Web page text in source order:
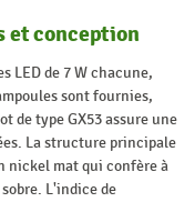
et conception
LED de 7 W chacune,
sont fournies,
de type GX53 assure une
La structure principale
nickel mat qui confère à
L'indice de